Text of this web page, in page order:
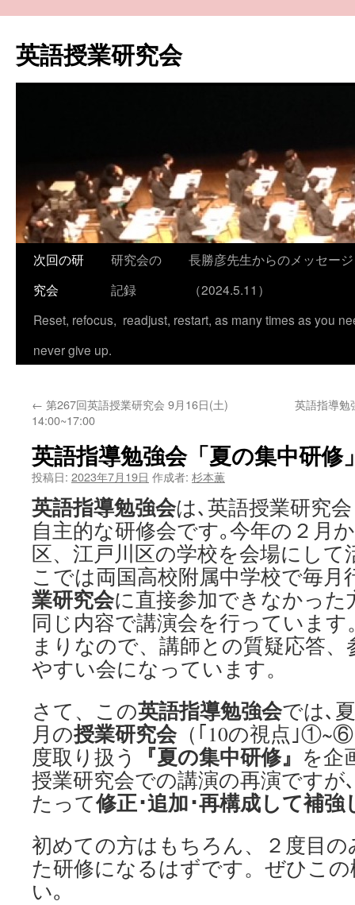
テ
ン
英語授業研究会
次回の研
究会
研究会の
記録
長勝彦先生からのメッセージ
（2024.5.11）
Reset, refocus, readjust, restart, as many times as you
never give up.
← 第267回英語授業研究会 9月16日(土)
14:00~17:00
英語指導勉
英語指導勉強会「夏の集中研修
投稿日: 2023年7月19日 作成者: 杉本薫
英語指導勉強会は､英語授業研究
自主的な研修会です｡今年の２月
区、江戸川区の学校を会場にし
こでは両国高校附属中学校で毎月
業研究会に直接参加できなかっ
同じ内容で講演会を行っていま
まりなので、講師との質疑応答
やすい会になっています。
さて、この英語指導勉強会では､
月の授業研究会（｢10の視点｣
度取り扱う
『夏の集中研修』 を企
授業研究会での講演の再演です
たって修正･追加･再構成して補
初めての方はもちろん、２度目
た研修になるはずです。ぜひこ
い｡